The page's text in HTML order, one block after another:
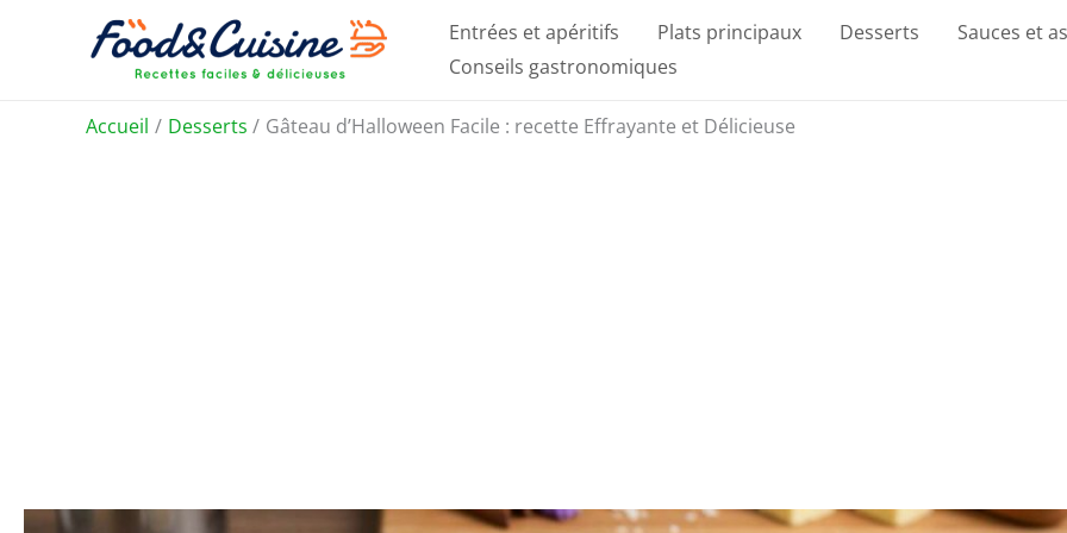
Entrées et apéritifs Plats principaux Desserts Sauces et
Conseils gastronomiques
Accueil Desserts Gâteau d’Halloween Facile : recette Effrayante et Délicieuse